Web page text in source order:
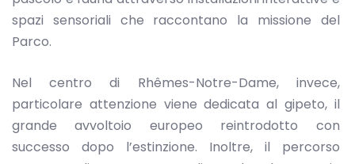
spazi sensoriali che raccontano la missione del
Parco.
Nel centro di Rhêmes-Notre-Dame, invece,
particolare attenzione viene dedicata al gipeto, il
grande avvoltoio europeo reintrodotto con
successo dopo l’estinzione. Inoltre, il percorso